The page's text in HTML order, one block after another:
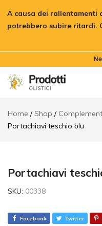
A causa dei rallentamenti
potrebbero subire ritardi.
Home Shop
Portachiavi teschio blu
Portachiavi
SKU: 00338
Facebook Twitter
Portachiavi
teschio blu
Descrizione